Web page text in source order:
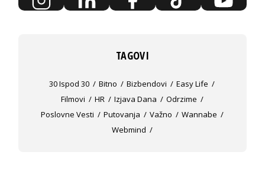
TAGOVI
30 Ispod 30 Bitno Bizbendovi
Easy Life
Filmovi
HR Izjava Dana
Odrzime
Poslovne Vesti
Putovanja Važno
Wannabe
Webmind